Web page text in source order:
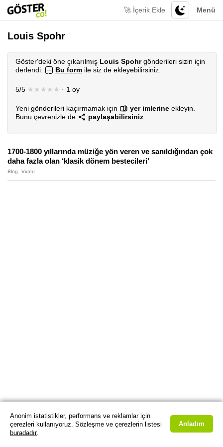
Menü
🚀 İçerik Ekle
Louis Spohr
Göster'deki öne çıkarılmış Louis Spohrgönderileri sizin için
derlendi.
Bu form ile siz de ekleyebilirsiniz.
5/5 ★★★★★ · 1 oy
Yeni gönderileri kaçırmamak için yer imlerine ekleyin.
Bunu çevrenizle de
paylaşabilirsiniz
1700-1800 yıllarında müziğe yön veren ve sanıldığından çok
daha fazla olan ‘klasik dönem bestecileri’
Blog Video
Anonim istatistikler, performans ve reklamlar için
çerezleri kullanıyoruz. Sözleşme ve çerezlerin listesi
buradadır.
Anladım